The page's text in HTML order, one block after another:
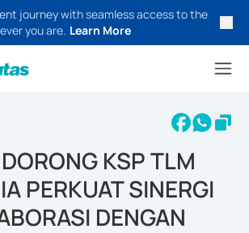
journey with seamless access to the
you are. Learn More
KSP TLM
PERKUAT SINERGI
DENGAN